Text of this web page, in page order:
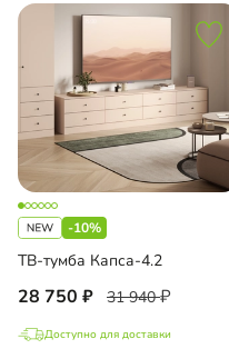
тумба
-10%
ТВ-тумба Капса-4.2
28 750 31 940
Доступно для доставки